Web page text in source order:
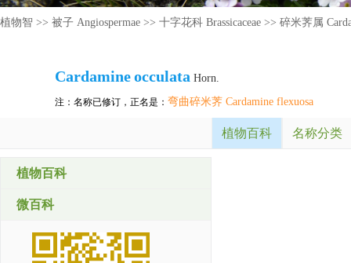
植物智 >> 被子 Angiospermae >> 十字花科 Brassicaceae >> 碎米荠属
Cardamineocculata Horn.
注：名称已修订，正名是： 弯曲碎米荠 Cardamine flexuosa
植物百科 名称分类
植物百科
微百科